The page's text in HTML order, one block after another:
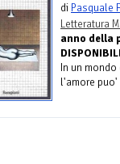
di Pasquale
Letteratura
anno della
In un
l'amore puo'